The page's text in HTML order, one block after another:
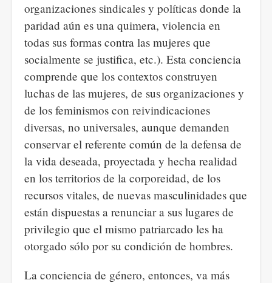
organizaciones sindicales y políticas donde la
paridad aún es una quimera, violencia en
todas sus formas contra las mujeres que
socialmente se justifica, etc.). Esta conciencia
comprende que los contextos construyen
luchas de las mujeres, de sus organizaciones y
de los feminismos con reivindicaciones
diversas, no universales, aunque demanden
conservar el referente común de la defensa de
la vida deseada, proyectada y hecha realidad
en los territorios de la corporeidad, de los
recursos vitales, de nuevas masculinidades que
están dispuestas a renunciar a sus lugares de
privilegio que el mismo patriarcado les ha
otorgado sólo por su condición de hombres.
La conciencia de género, entonces, va más